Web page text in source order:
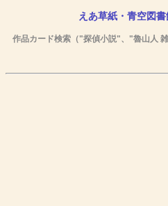
えあ草紙・青空図書
作品カード検索（"探偵小説"、"魯山人